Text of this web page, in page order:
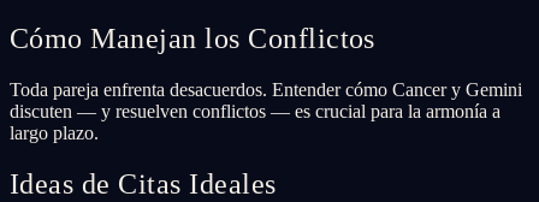
Cómo Manejan los Conflictos
Toda pareja enfrenta desacuerdos. Entender cómo Cancer y Gemini
discuten — y resuelven conflictos — es crucial para la armonía a
largo plazo.
Ideas de Citas Ideales